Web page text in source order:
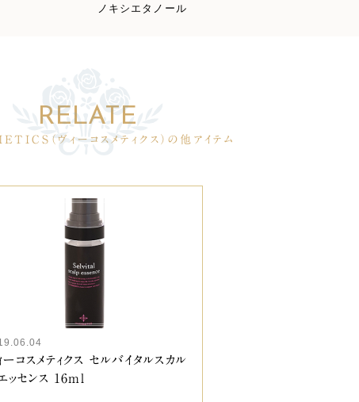
ノキシエタノール
（ヴィーコスメティクス）の他アイテム
ーコスメティクス セルバイタルスカル
ッセンス 16ml